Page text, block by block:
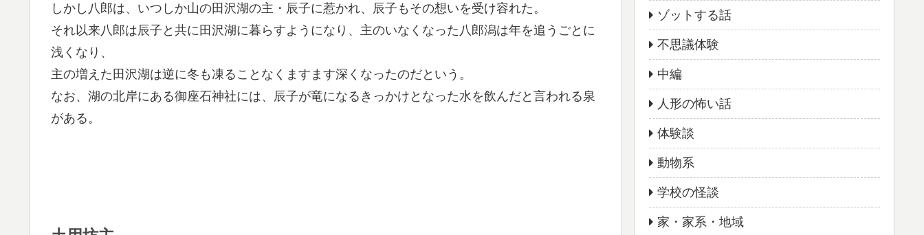
しかし八郎は、いつしか山の田沢湖の主・辰子に惹かれ、辰子もその想いを受け容れた。
それ以来八郎は辰子と共に田沢湖に暮らすようになり、主のいなくなった八郎潟は年を追うごとに
浅くなり、
主の増えた田沢湖は逆に冬も凍ることなくますます深くなったのだという。
なお、湖の北岸にある御座石神社には、辰子が竜になるきっかけとなった水を飲んだと言われる泉
がある。
ゾットする話
不思議体験
中編
人形の怖い話
体験談
動物系
学校の怪談
家・家系・地域